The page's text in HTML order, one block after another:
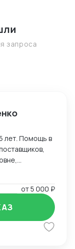
запроса
лет. Помощь в
в
, проверенные
от5 000 ₽